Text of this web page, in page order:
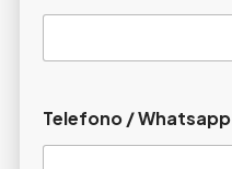
Telefono / Whatsapp